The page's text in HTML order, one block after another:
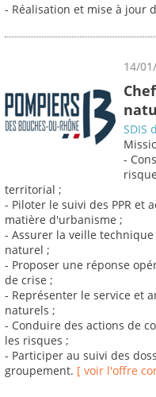
- Réalisation et mise à jour
14/
SDIS
-
territorial ;
- Piloter le suivi des PPR et
matière d'urbanisme ;
- Assurer la veille
naturel ;
- Proposer une réponse
de crise ;
- Représenter le service et
naturels ;
- Conduire des actions de
les risques ;
- Participer au suivi des
groupement. [ voir l'offre